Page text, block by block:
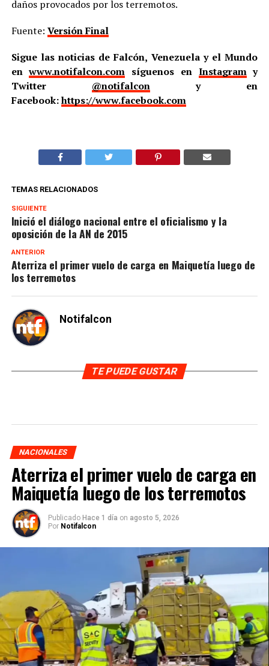
daños provocados por los terremotos.
Fuente: Versión Final
Sigue las noticias de Falcón, Venezuela y el Mundo
enwww.notifalcon.com síguenos en Instagramy
Twitter @notifalcony en
Facebook:https://www.facebook.com
TEMAS RELACIONADOS
SIGUIENTE
Inició el diálogo nacional entre el oficialismo y la
oposición de la AN de 2015
ANTERIOR
Aterriza el primer vuelo de carga en Maiquetía luego de
los terremotos
Notifalcon
TE PUEDE GUSTAR
NACIONALES
Aterriza el primer vuelo de carga en
Maiquetía luego de los terremotos
Publicado Hace 1 día on agosto 5, 2026
Por Notifalcon